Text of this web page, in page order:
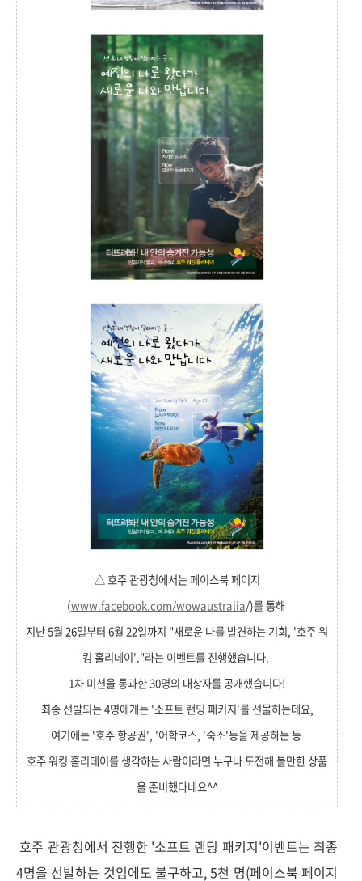
△ 호주 관광청에서는 페이스북 페이지
(www.facebook.com/wowaustralia/)를 통해
지난 5월 26일부터 6월 22일까지 "새로운 나를 발견하는 기회, '호주 워
킹 홀리데이'."라는 이벤트를 진행했습니다.
1차 미션을 통과한 30명의 대상자를 공개했습니다!
최종 선발되는 4명에게는 '소프트 랜딩 패키지'를 선물하는데요,
여기에는 '호주 항공권', '어학코스, '숙소'등을 제공하는 등
호주 워킹 홀리데이를 생각하는 사람이라면 누구나 도전해 볼만한 상품
을 준비했다네요^^
호주 관광청에서 진행한 '소프트 랜딩 패키지'이벤트는 최종
4명을 선발하는 것임에도 불구하고, 5천 명(페이스북 페이지